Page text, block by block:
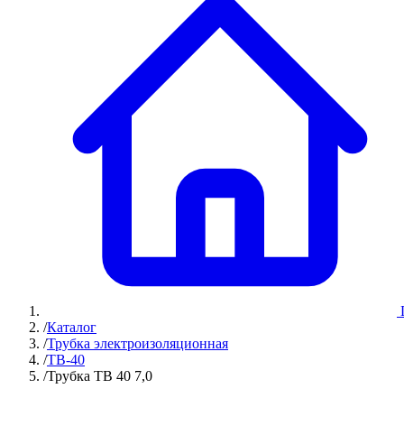
/Каталог
/Трубка электроизоляционная
/ТВ-40
/Трубка ТВ 40 7,0